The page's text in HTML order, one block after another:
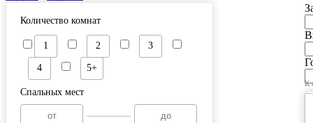
К
Количество комнат
1 2 3
4 5+
Спальных мест